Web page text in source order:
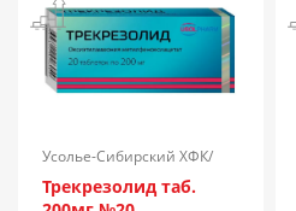
Усолье-Сибирский ХФК/
Россия
Трекрезолид таб.